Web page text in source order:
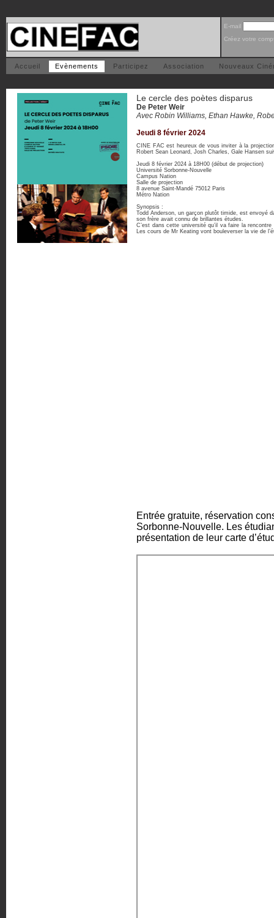
E-mail
Créez votre
Accueil Evènements Participez Association Nouveaux
Le cercle des poètes disparus
De Peter Weir
Avec Robin Williams, Ethan Hawke,
Jeudi 8 février 2024
CINE FAC est heureux de vous inviter à la
Robert Sean Leonard, Josh Charles, Gale Hansen
Jeudi 8 février 2024 à 18H00 (début de projection)
Université Sorbonne-Nouvelle
Campus Nation
Salle de projection
8 avenue Saint-Mandé 75012 Paris
Métro Nation
Synopsis :
Todd Anderson, un garçon plutôt timide, est envoyé
son frère avait connu de brillantes études.
C’est dans cette université qu’il va faire la
Les cours de Mr Keating vont bouleverser la vie de
Entrée gratuite, réservation
Sorbonne-Nouvelle. Les
présentation de leur carte